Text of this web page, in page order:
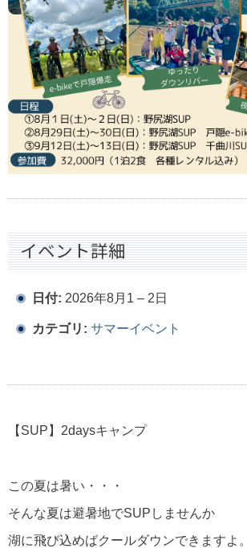
イベント詳細
日付: 2026年8月1 – 2日
カテゴリ: サマーイベント
【SUP】2daysキャンプ
この夏は暑い・・・
そんな夏は避暑地でSUPしませんか
湖に飛び込めばクールダウンできますよ。